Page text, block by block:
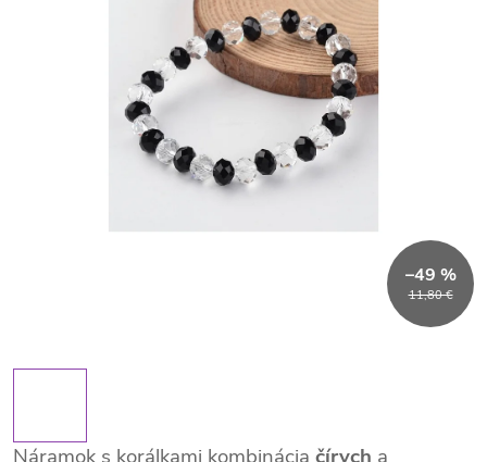
11,80 €
–49 %